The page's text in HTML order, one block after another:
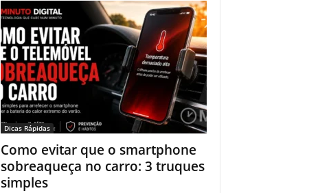
Dicas Rápidas
Como evitar que o smartphone
sobreaqueça no carro: 3 truques
simples